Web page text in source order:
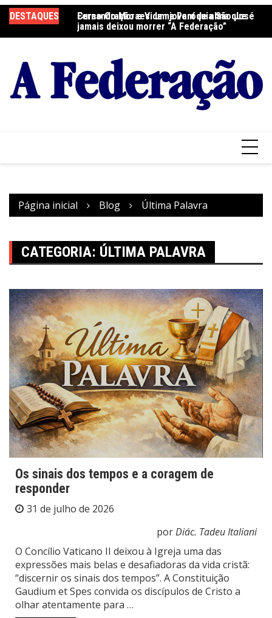
para
o
DESTAQUES
Fernando Moraes: um jovem de alma que
jamais deixou morrer “A Federação”
Curso Oração e Vida na Paróquia São José
Página inicial Blog Última Palavra
CATEGORIA: ÚLTIMA PALAVRA
Os sinais dos tempos e a coragem de
responder
31 de julho de 2026
porDiác. Tadeu Italiani
O Concílio Vaticano II deixou à Igreja uma das
expressões mais belas e desafiadoras da vida cristã:
“discernir os sinais dos tempos”. A Constituição
Gaudium et Spes convida os discípulos de Cristo a
olhar atentamente para …